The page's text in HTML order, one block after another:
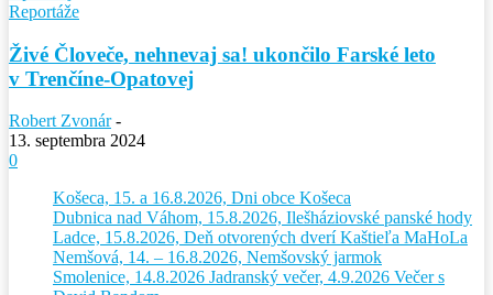
Reportáže
Živé Človeče, nehnevaj sa! ukončilo Farské leto
v Trenčíne-Opatovej
Robert Zvonár -
13. septembra 2024
0
Košeca, 15. a 16.8.2026, Dni obce Košeca
Dubnica nad Váhom, 15.8.2026, Ilešháziovské panské hody
Ladce, 15.8.2026, Deň otvorených dverí Kaštieľa MaHoLa
Nemšová, 14. – 16.8.2026, Nemšovský jarmok
Smolenice, 14.8.2026 Jadranský večer, 4.9.2026 Večer s